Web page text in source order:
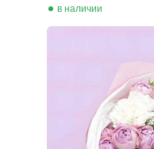
в наличии